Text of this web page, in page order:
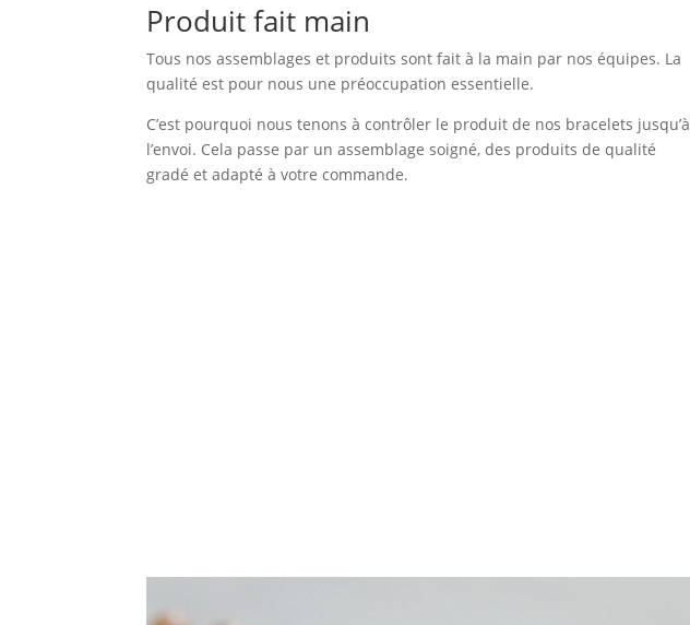
Produit fait main
Tous nos assemblages et produits sont fait à la main par nos équipes. La
qualité est pour nous une préoccupation essentielle.
C’est pourquoi nous tenons à contrôler le produit de nos bracelets jusqu’à
l’envoi. Cela passe par un assemblage soigné, des produits de qualité
gradé et adapté à votre commande.